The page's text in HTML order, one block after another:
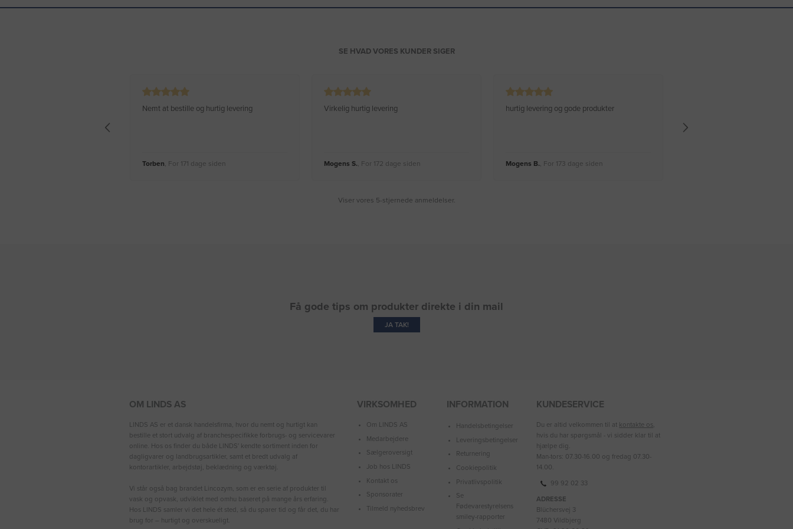
SE HVAD VORES KUNDER SIGER
Nemt at bestille og hurtig levering
Torben, For 171 dage siden
Virkelig hurtig levering
Mogens S., For 172 dage siden
hurtig levering og gode produkter
Mogens B., For 173 dage siden
Viser vores 5-stjernede anmeldelser.
Få gode tips om produkter direkte i din mail
JA TAK!
OM LINDS AS
LINDS AS er et dansk handelsfirma, hvor du nemt og hurtigt kan
bestille et stort udvalg af branchespecifikke forbrugs- og servicevarer
online. Hos os finder du både LINDS′ kendte sortiment inden for
dagligvarer og landbrugsartikler, samt et bredt udvalg af
kontorartikler, arbejdstøj, beklædning og værktøj.
Vi står også bag brandet Lincozym, som er en serie af produkter til
vask og opvask, udviklet med omhu baseret på mange års erfaring.
Hos LINDS samler vi det hele ét sted, så du sparer tid og får det, du har
brug for – hurtigt og overskueligt.
VIRKSOMHED
Om LINDS AS
Medarbejdere
Sælgeroversigt
Job hos LINDS
Kontakt os
Sponsorater
Tilmeld nyhedsbrev
INFORMATION
Handelsbetingelser
Leveringsbetingelser
Returnering
Cookiepolitik
Privatlivspolitik
Se
Fødevarestyrelsens
smiley-rapporter
KUNDESERVICE
Du er altid velkommen til at kontakte os,
hvis du har spørgsmål - vi sidder klar til at
hjælpe dig.
Man-tors: 07.30-16.00 og fredag 07.30-
14.00.
99 92 02 33
ADRESSE
Blüchersvej 3
7480 Vildbjerg